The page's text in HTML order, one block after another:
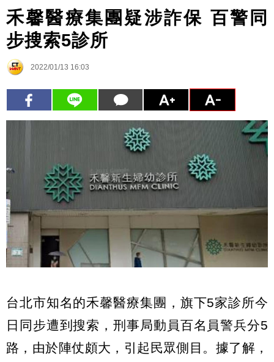
禾馨醫療集團疑涉詐保 百警同
步搜索5診所
2022/01/13 16:03
台北市知名的禾馨醫療集團，旗下5家診所今
日同步遭到搜索，刑事局動員百名員警兵分5
路，由於陣仗頗大，引起民眾側目。據了解，